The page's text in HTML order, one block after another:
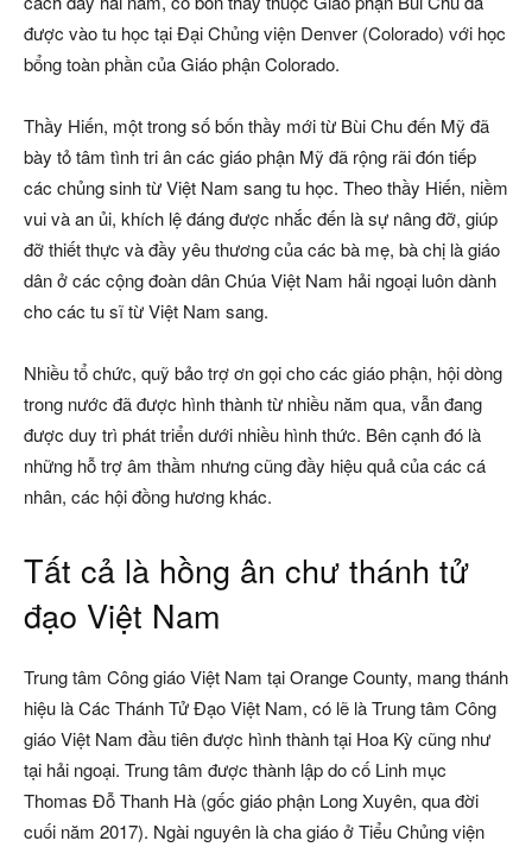
được vào tu học tại Đại Chủng viện Denver (Colorado) với học
bổng toàn phần của Giáo phận Colorado.
Thầy Hiến, một trong số bốn thầy mới từ Bùi Chu đến Mỹ đã
bày tỏ tâm tình tri ân các giáo phận Mỹ đã rộng rãi đón tiếp
các chủng sinh từ Việt Nam sang tu học. Theo thầy Hiến, niềm
vui và an ủi, khích lệ đáng được nhắc đến là sự nâng đỡ, giúp
đỡ thiết thực và đầy yêu thương của các bà mẹ, bà chị là giáo
dân ở các cộng đoàn dân Chúa Việt Nam hải ngoại luôn dành
cho các tu sĩ từ Việt Nam sang.
Nhiều tổ chức, quỹ bảo trợ ơn gọi cho các giáo phận, hội dòng
trong nước đã được hình thành từ nhiều năm qua, vẫn đang
được duy trì phát triển dưới nhiều hình thức. Bên cạnh đó là
những hỗ trợ âm thầm nhưng cũng đầy hiệu quả của các cá
nhân, các hội đồng hương khác.
Tất cả là hồng ân chư thánh tử
đạo Việt Nam
Trung tâm Công giáo Việt Nam tại Orange County, mang thánh
hiệu là Các Thánh Tử Đạo Việt Nam, có lẽ là Trung tâm Công
giáo Việt Nam đầu tiên được hình thành tại Hoa Kỳ cũng như
tại hải ngoại. Trung tâm được thành lập do cố Linh mục
Thomas Đỗ Thanh Hà (gốc giáo phận Long Xuyên, qua đời
cuối năm 2017). Ngài nguyên là cha giáo ở Tiểu Chủng viện